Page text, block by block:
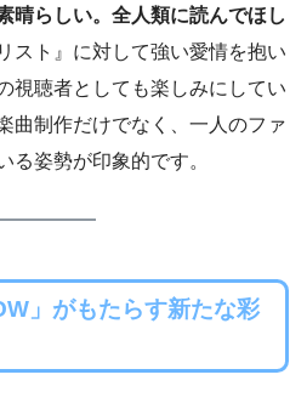
晴らしい。全人類に読んでほし
スト』に対して強い愛情を抱い
視聴者としても楽しみにしてい
曲制作だけでなく、一人のファ
る姿勢が印象的です。
」がもたらす新たな彩